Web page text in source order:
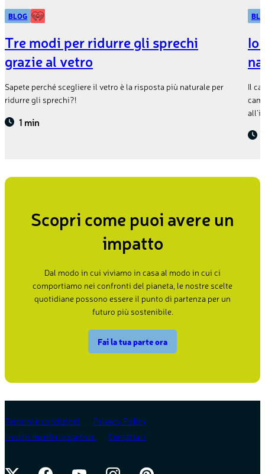
BLOG
Tre modi per ridurre gli sprechi
grazie al vetro
Sapete perché scegliere il vetro è la risposta più naturale per
ridurre gli sprechi?!
1 min
Io
Il
Scopri come puoi avere un
impatto
Dal modo in cui viviamo in casa al modo in cui ci
comportiamo nei confronti del pianeta, le nostre scelte
quotidiane possono essere il punto di partenza per un
futuro più sostenibile.
Fai la tua parte ora
Termini e condizioni
Privacy Policy
I nostri membri e partner
Contattaci